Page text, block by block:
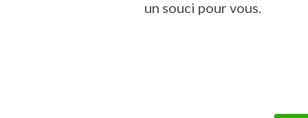
un souci pour vous.